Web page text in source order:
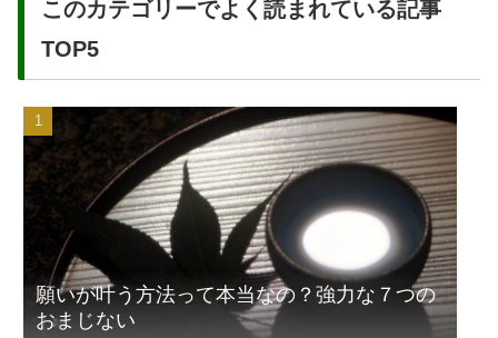
このカテゴリーでよく読まれている記事
TOP5
願いが叶う方法って本当なの？強力な７つの
おまじない